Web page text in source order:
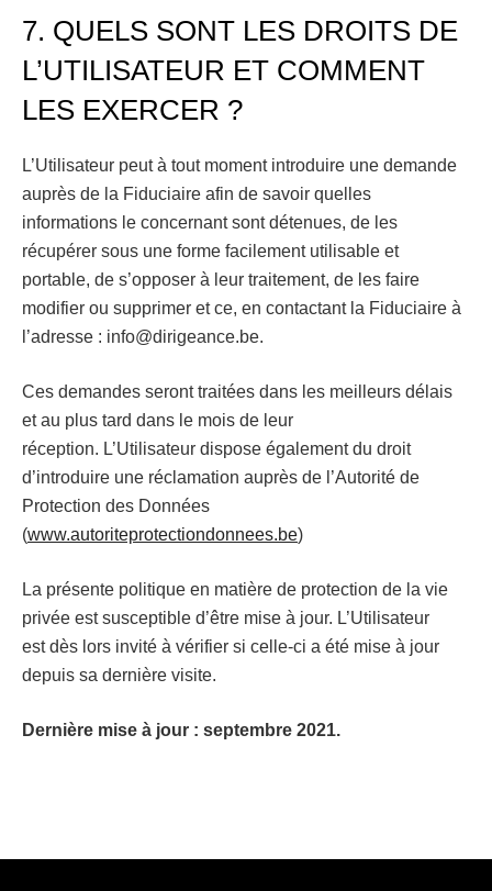
7. QUELS SONT LES DROITS DE
L’UTILISATEUR ET COMMENT
LES EXERCER ?
L’Utilisateur peut à tout moment introduire une demande
auprès de la Fiduciaire afin de savoir quelles
informations le concernant sont détenues, de les
récupérer sous une forme facilement utilisable et
portable, de s’opposer à leur traitement, de les faire
modifier ou supprimer et ce, en contactant la Fiduciaire à
l’adresse : info@dirigeance.be.
Ces demandes seront traitées dans les meilleurs délais
et au plus tard dans le mois de leur
réception. L’Utilisateur dispose également du droit
d’introduire une réclamation auprès de l’Autorité de
Protection des Données
(www.autoriteprotectiondonnees.be)
La présente politique en matière de protection de la vie
privée est susceptible d’être mise à jour. L’Utilisateur
est dès lors invité à vérifier si celle-ci a été mise à jour
depuis sa dernière visite.
Dernière mise à jour : septembre 2021.